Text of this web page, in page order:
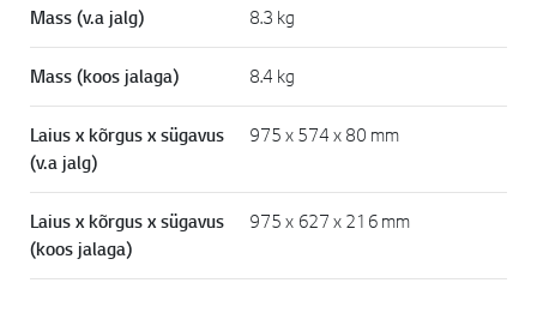
Mass (v.a jalg) 8.3 kg
Mass (koos jalaga) 8.4 kg
Laius x kõrgus x sügavus
(v.a jalg)
975 x 574 x 80 mm
Laius x kõrgus x sügavus
(koos jalaga)
975 x 627 x 216 mm